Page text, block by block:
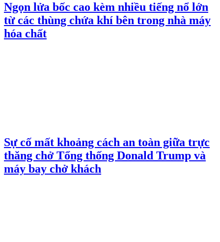
Ngọn lửa bốc cao kèm nhiều tiếng nổ lớn
từ các thùng chứa khí bên trong nhà máy
hóa chất
Sự cố mất khoảng cách an toàn giữa trực
thăng chở Tổng thống Donald Trump và
máy bay chở khách